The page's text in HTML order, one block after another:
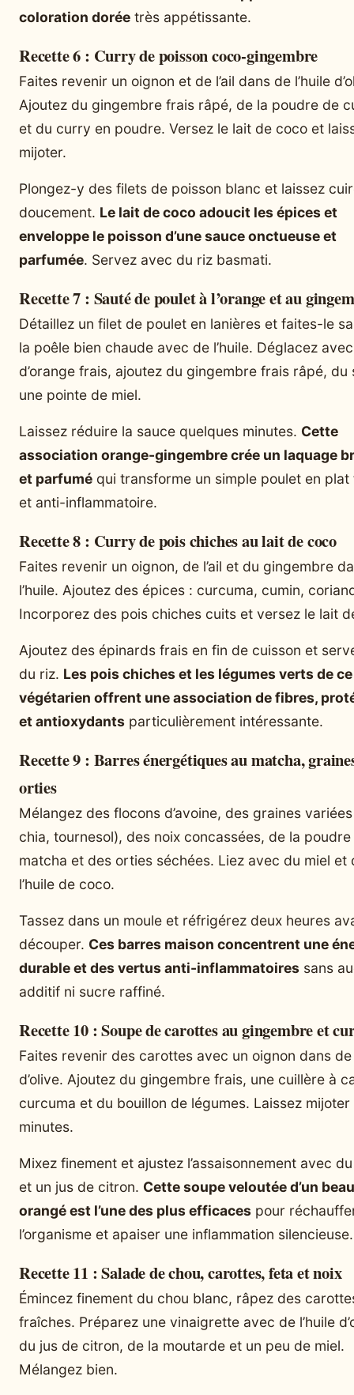
coloration dorée très appétissante.
Recette 6 : Curry de poisson coco-gingembre
Faites revenir un oignon et de l’ail dans de l’huile
Ajoutez du gingembre frais râpé, de la poudre de
et du curry en poudre. Versez le lait de coco et
mijoter.
Plongez-y des filets de poisson blanc et laissez
doucement. Le lait de coco adoucit les épices et
enveloppe le poisson d’une sauce onctueuse et
parfumée. Servez avec du riz basmati.
Recette 7 : Sauté de poulet à l’orange et au
Détaillez un filet de poulet en lanières et faites-le
la poêle bien chaude avec de l’huile. Déglacez
d’orange frais, ajoutez du gingembre frais râpé, du
une pointe de miel.
Laissez réduire la sauce quelques minutes. Cette
association orange-gingembre crée un laquage
et parfumé qui transforme un simple poulet en plat
et anti-inflammatoire.
Recette 8 : Curry de pois chiches au lait de coco
Faites revenir un oignon, de l’ail et du gingembre
l’huile. Ajoutez des épices : curcuma, cumin,
Incorporez des pois chiches cuits et versez le lait
Ajoutez des épinards frais en fin de cuisson et
du riz. Les pois chiches et les légumes verts de
végétarien offrent une association de fibres,
et antioxydants particulièrement intéressante.
Recette 9 : Barres énergétiques au matcha,
orties
Mélangez des flocons d’avoine, des graines
chia, tournesol), des noix concassées, de la
matcha et des orties séchées. Liez avec du miel et
l’huile de coco.
Tassez dans un moule et réfrigérez deux heures
découper. Ces barres maison concentrent une
durable et des vertus anti-inflammatoires sans
additif ni sucre raffiné.
Recette 10 : Soupe de carottes au gingembre et
Faites revenir des carottes avec un oignon dans de
d’olive. Ajoutez du gingembre frais, une cuillère à
curcuma et du bouillon de légumes. Laissez
minutes.
Mixez finement et ajustez l’assaisonnement avec
et un jus de citron. Cette soupe veloutée d’un
orangé est l’une des plus efficaces pour
l’organisme et apaiser une inflammation silencieuse.
Recette 11 : Salade de chou, carottes, feta et noix
Émincez finement du chou blanc, râpez des
fraîches. Préparez une vinaigrette avec de l’huile
du jus de citron, de la moutarde et un peu de miel.
Mélangez bien.